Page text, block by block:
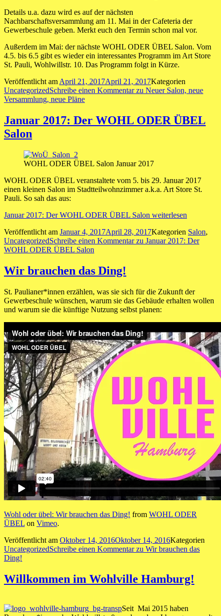
Details u.a. dazu wird es auf der nächsten
Nachbarschaftsversammlung am 11. Mai in der Cafeteria der
Gewerbeschule geben. Merkt euch den Termin schon mal vor.
Außerdem im Mai: der nächste WOHL ODER ÜBEL Salon. Vom
4.5. bis 6.5 gibt es wieder ein interessantes Programm im Art Store
St. Pauli, Wohlwillstr. 10. Das Programm folgt in Kürze.
Veröffentlicht am April 21, 2017April 21, 2017Kategorien
UncategorizedSchreibe einen Kommentarzu Neuer Salon, neue
Versammlung, neue Pläne
Januar 2017: Der WOHL ODER ÜBEL
Salon
WOHL ODER ÜBEL Salon Januar 2017
WOHL ODER ÜBEL veranstaltete vom 5. bis 29. Januar 2017
einen kleinen Salon im Stadtteilwohnzimmer a.k.a. Art Store St.
Pauli. So sah das aus:
Januar 2017: Der WOHL ODER ÜBEL Salon weiterlesen
Veröffentlicht am Januar 4, 2017April 28, 2017Kategorien Salon,
UncategorizedSchreibe einen Kommentarzu Januar 2017: Der
WOHL ODER ÜBEL Salon
Wir brauchen das Ding!
St. Paulianer*innen erzählen, was sie sich für die Zukunft der
Gewerbeschule wünschen, warum sie das Gebäude erhalten wollen
und warum sie die künftige Nutzung selbst planen:
Wohl oder übel: Wir brauchen das Ding! from WOHL ODER
ÜBEL on Vimeo.
Veröffentlicht am Oktober 14, 2016Oktober 14, 2016Kategorien
UncategorizedSchreibe einen Kommentarzu Wir brauchen das
Ding!
Willkommen im Wohlville Hamburg!
Seit Mai 2015 haben